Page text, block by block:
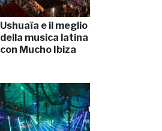
Ushuaïa e il meglio
della musica latina
con Mucho Ibiza